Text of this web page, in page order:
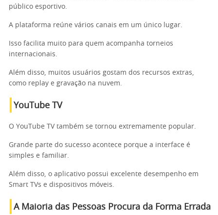
público esportivo.
A plataforma reúne vários canais em um único lugar.
Isso facilita muito para quem acompanha torneios
internacionais.
Além disso, muitos usuários gostam dos recursos extras,
como replay e gravação na nuvem.
YouTube TV
O YouTube TV também se tornou extremamente popular.
Grande parte do sucesso acontece porque a interface é
simples e familiar.
Além disso, o aplicativo possui excelente desempenho em
Smart TVs e dispositivos móveis.
A Maioria das Pessoas Procura da Forma Errada